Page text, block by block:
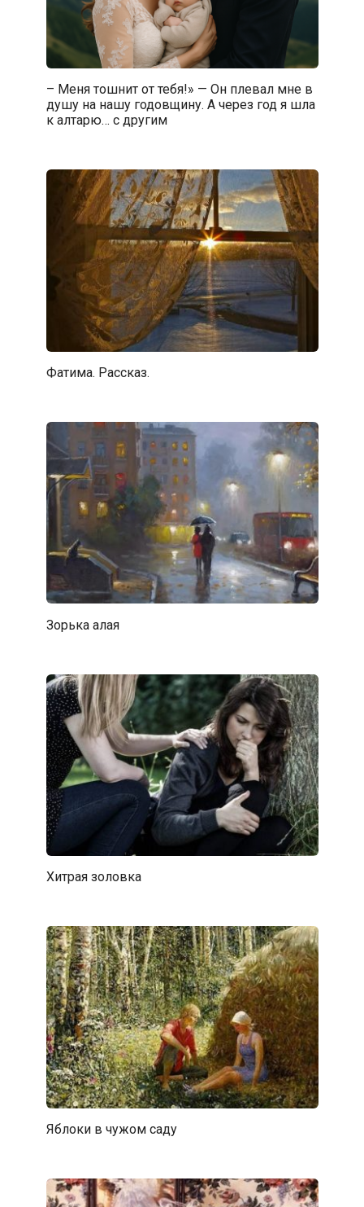
– Меня тошнит от тебя!» — Он плевал мне в
душу на нашу годовщину. А через год я шла
к алтарю… с другим
Фатима. Рассказ.
Зорька алая
Хитрая золовка
Яблоки в чужом саду